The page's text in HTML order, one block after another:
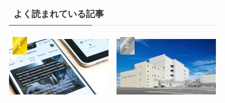
よく読まれている記事